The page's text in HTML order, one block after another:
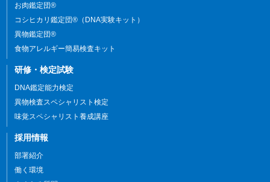
お肉鑑定団®
コシヒカリ鑑定団®（DNA実験キット）
異物鑑定団®
食物アレルギー簡易検査キット
研修・検定試験
DNA鑑定能力検定
異物検査スペシャリスト検定
味覚スペシャリスト養成講座
採用情報
部署紹介
働く環境